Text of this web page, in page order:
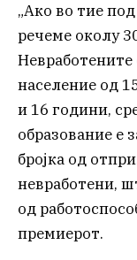
„Ако во тие
речеме околу
Невработените
население од
и 16 години,
образование е
бројка од
невработени,
од
премиерот.